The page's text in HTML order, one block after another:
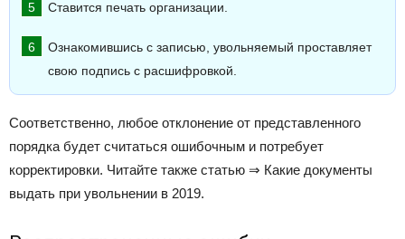
Ставится печать организации.
Ознакомившись с записью, увольняемый проставляет
свою подпись с расшифровкой.
Соответственно, любое отклонение от представленного
порядка будет считаться ошибочным и потребует
корректировки. Читайте также статью ⇒ Какие документы
выдать при увольнении в 2019.